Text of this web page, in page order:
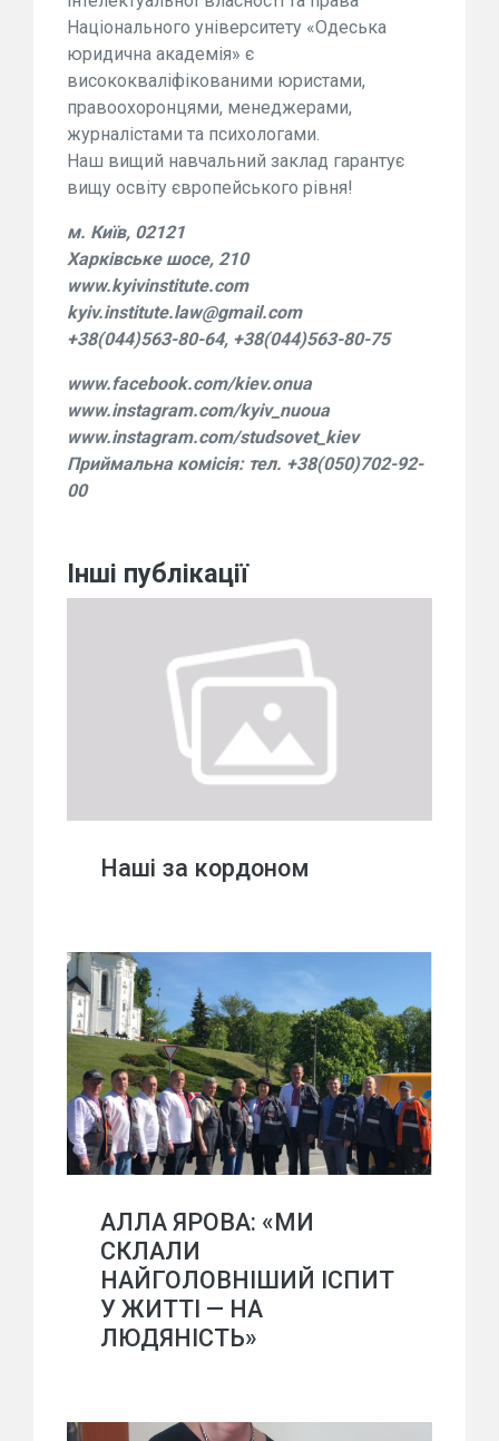
Національного університету «Одеська
юридична академія» є
висококваліфікованими юристами,
правоохоронцями, менеджерами,
журналістами та психологами.
Наш вищий навчальний заклад гарантує
вищу освіту європейського рівня!
м. Київ, 02121
Харківське шосе, 210
www.kyivinstitute.com
kyiv.institute.law@gmail.com
+38(044)563-80-64, +38(044)563-80-75
www.facebook.com/kiev.onua
www.instagram.com/kyiv_nuoua
www.instagram.com/studsovet_kiev
Приймальна комісія: тел. +38(050)702-92-
00
Інші публікації
Наші за кордоном
АЛЛА ЯРОВА: «МИ
СКЛАЛИ
НАЙГОЛОВНІШИЙ ІСПИТ
У ЖИТТІ — НА
ЛЮДЯНІСТЬ»